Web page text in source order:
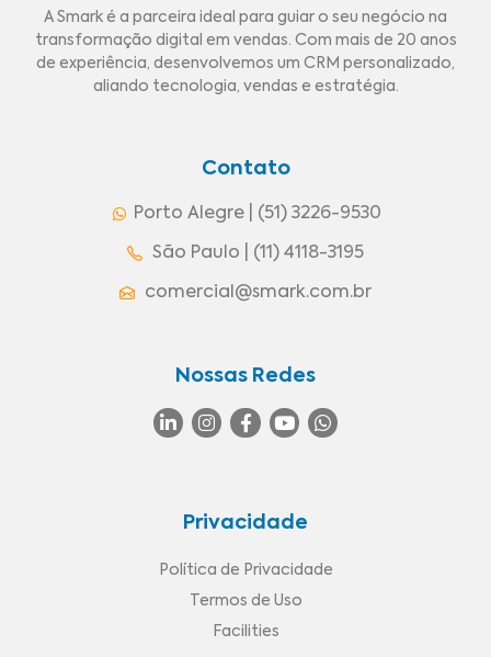
A Smark é a parceira ideal para guiar o seu negócio na
transformação digital em vendas. Com mais de 20 anos
de experiência, desenvolvemos um CRM personalizado,
aliando tecnologia, vendas e estratégia.
Contato
Porto Alegre | (51) 3226-9530
São Paulo | (11) 4118-3195
comercial@smark.com.br
Nossas Redes
Privacidade
Política de Privacidade
Termos de Uso
Facilities